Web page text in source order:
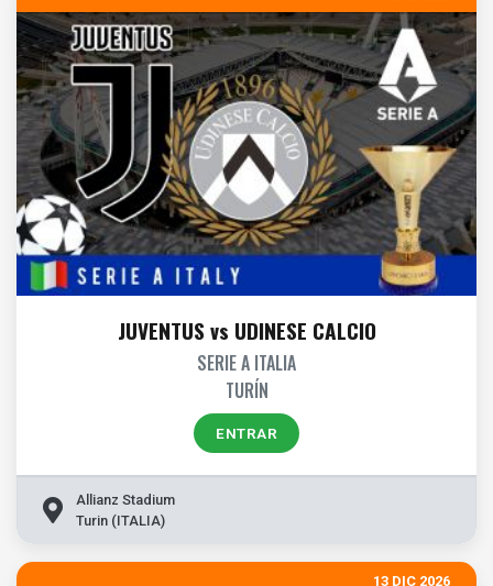
JUVENTUS vs UDINESE CALCIO
SERIE A ITALIA
TURÍN
ENTRAR
Allianz Stadium
Turin (ITALIA)
13 DIC 2026